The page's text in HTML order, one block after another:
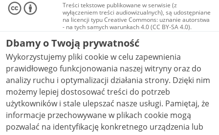
Treści tekstowe publikowane w serwisie (z
wyłączeniem treści audiowizualnych), są udostępniane
na licencji typu Creative Commons: uznanie autorstwa
- na tych samych warunkach 4.0 (CC BY-SA 4.0).
Materiały audiowizualne, w tym zdjęcia, materiały
audio i wideo, są udostępniane na licencji typu
Creative Commons: uznanie autorstwa użycie
niekomercyjne - bez utworów zależnych 4.0 (CC BY-
NC-ND 4.0), o ile nie jest to stwierdzone inaczej.
Dbamy o Twoją prywatność
Wykorzystujemy pliki cookie w celu zapewnienia
prawidłowego funkcjonowania naszej witryny oraz do
analizy ruchu i optymalizacji działania strony. Dzięki nim
możemy lepiej dostosować treści do potrzeb
użytkowników i stale ulepszać nasze usługi. Pamiętaj, że
informacje przechowywane w plikach cookie mogą
pozwalać na identyfikację konkretnego urządzenia lub